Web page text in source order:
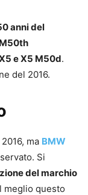
anni del
e X5 M50d.
del 2016.
ma BMW
Si
del marchio
meglio questo